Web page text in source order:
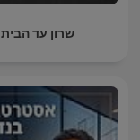
שרון עד הבית